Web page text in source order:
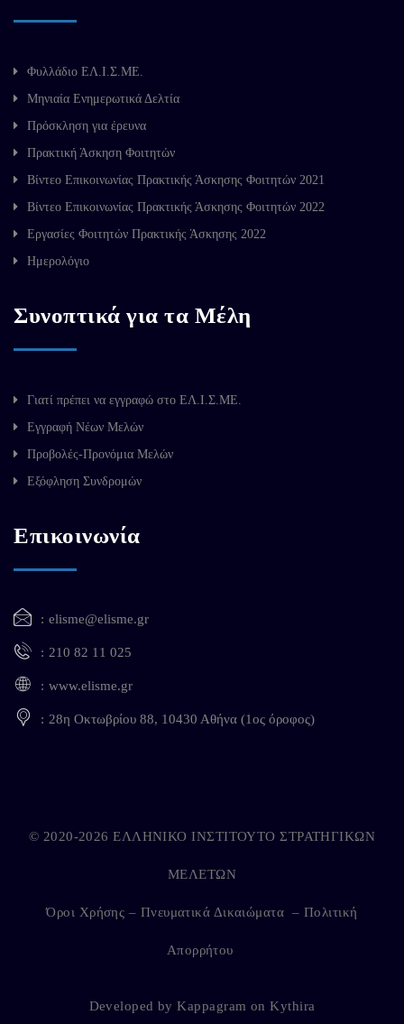
Φυλλάδιο ΕΛ.Ι.Σ.ΜΕ.
Μηνιαία Ενημερωτικά Δελτία
Πρόσκληση για έρευνα
Πρακτική Άσκηση Φοιτητών
Βίντεο Επικοινωνίας Πρακτικής Άσκησης Φοιτητών 2021
Βίντεο Επικοινωνίας Πρακτικής Άσκησης Φοιτητών 2022
Εργασίες Φοιτητών Πρακτικής Άσκησης 2022
Ημερολόγιο
Συνοπτικά για τα Μέλη
Γιατί πρέπει να εγγραφώ στο ΕΛ.Ι.Σ.ΜΕ.
Εγγραφή Νέων Μελών
Προβολές-Προνόμια Μελών
Εξόφληση Συνδρομών
Επικοινωνία
elisme@elisme.gr
210 82 11 025
www.elisme.gr
28η Οκτωβρίου 88, 10430 Αθήνα (1ος όροφος)
© 2020-2026 ΕΛΛΗΝΙΚΟ ΙΝΣΤΙΤΟΥΤΟ ΣΤΡΑΤΗΓΙΚΩΝ
ΜΕΛΕΤΩΝ
Όροι Χρήσης – Πνευματικά Δικαιώματα – Πολιτική
Απορρήτου
Developed byKappagram onKythira